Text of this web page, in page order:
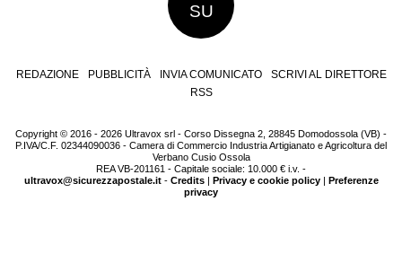
SU
REDAZIONE PUBBLICITÀ INVIA COMUNICATO
SCRIVI AL DIRETTORE
RSS
Copyright © 2016 - 2026 Ultravox srl - Corso Dissegna 2, 28845 Domodossola (VB) -
P.IVA/C.F. 02344090036 - Camera di Commercio Industria Artigianato e Agricoltura del
Verbano Cusio Ossola
REA VB-201161 - Capitale sociale: 10.000 € i.v. -
ultravox@sicurezzapostale.it- Credits| Privacy e cookie policy| Preferenze
privacy